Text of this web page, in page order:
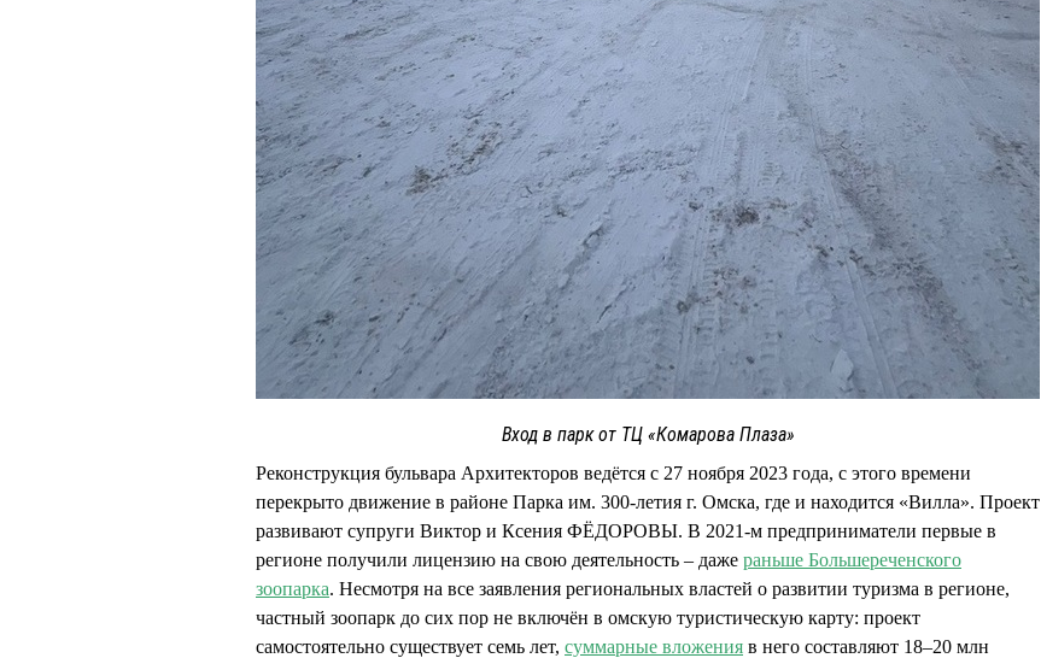
Вход в парк от ТЦ «Комарова Плаза»
Реконструкция бульвара Архитекторов ведётся с 27 ноября 2023 года, с этого времени
перекрыто движение в районе Парка им. 300-летия г. Омска, где и находится «Вилла». Проект
развивают супруги Виктор и Ксения ФЁДОРОВЫ. В 2021-м предприниматели первые в
регионе получили лицензию на свою деятельность – даже раньше Большереченского
зоопарка. Несмотря на все заявления региональных властей о развитии туризма в регионе,
частный зоопарк до сих пор не включён в омскую туристическую карту: проект
самостоятельно существует семь лет, суммарные вложения в него составляют 18–20 млн